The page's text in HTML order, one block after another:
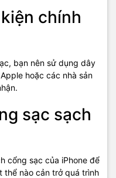
chính
bạn nên sử dụng dây
hoặc các nhà sản
sạc sạch
cổng sạc của iPhone để
thể nào cản trở quá trình